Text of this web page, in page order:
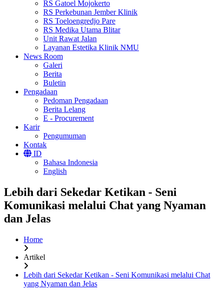
RS Gatoel Mojokerto
RS Perkebunan Jember Klinik
RS Toeloengredjo Pare
RS Medika Utama Blitar
Unit Rawat Jalan
Layanan Estetika Klinik NMU
News Room
Galeri
Berita
Buletin
Pengadaan
Pedoman Pengadaan
Berita Lelang
E - Procurement
Karir
Pengumuman
Kontak
ID
Bahasa Indonesia
English
Lebih dari Sekedar Ketikan - Seni
Komunikasi melalui Chat yang Nyaman
dan Jelas
Home
Artikel
Lebih dari Sekedar Ketikan - Seni Komunikasi melalui Chat
yang Nyaman dan Jelas